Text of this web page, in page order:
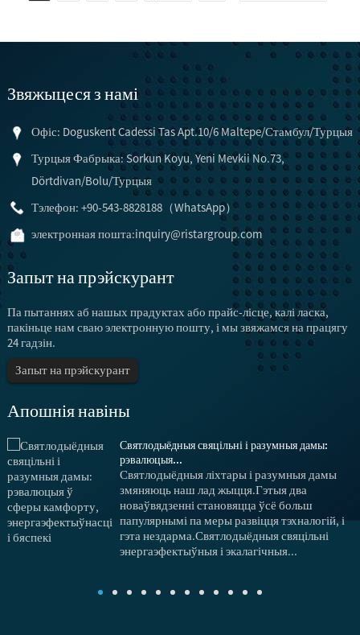
Звяжыцеся з намі
Офіс: Doguskent Cadessi Tas Apt.10/6 Maltepe/Стамбул/Турцыя
Турцыя Фабрыка: Sorkun Koyu, Yeni Mevkii No.73,
Dörtdivan/Bolu/Турцыя
Тэлефон: +90-543-8828188（WhatsApp）
электронная пошта:inquiry@ristargroup.com
Запыт на прэйскурант
Па пытаннях аб нашых прадуктах або прайс-лісце, калі ласка,
пакіньце нам сваю электронную пошту, і мы звяжамся на працягу
24 гадзін.
Запыт на прэйскурант
Апошнія навіны
Святлодыёдныя свяцільні і разумныя дамы:
рэвалюцыя...
Святлодыёдныя ліхтары і разумныя дамы
змяняюць наш лад жыцця.Гэтыя два
новаўвядзенні становяцца ўсё больш
папулярнымі па меры развіцця тэхналогій, і
гэта нездарма.Святлодыёдныя свяцільні
энергаэфектыўныя і экалагічныя...